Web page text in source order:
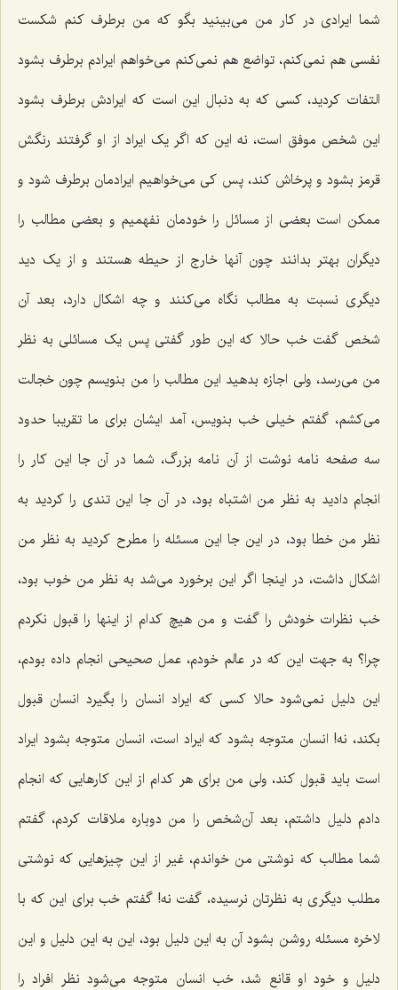
شما ایرادی در کار من می‌بینید بگو که من برطرف کنم شکست
نفسی هم نمی‌کنم، تواضع هم نمی‌کنم می‌خواهم ایرادم برطرف بشود
التفات کردید، کسی که به دنبال این است که ایرادش برطرف بشود
این شخص موفق است، نه این که اگر یک ایراد از او گرفتند رنگش
قرمز بشود و پرخاش کند، پس کی می‌خواهیم ایرادمان برطرف شود و
ممکن است بعضی از مسائل را خودمان نفهمیم و بعضی مطالب را
دیگران بهتر بدانند چون آنها خارج از حیطه هستند و از یک دید
دیگری نسبت به مطالب نگاه می‌کنند و چه اشکال دارد، بعد آن
شخص گفت خب حالا که این طور گفتی پس یک مسائلی به نظر
من می‌رسد، ولی اجازه بدهید این مطالب را من بنویسم چون خجالت
می‌کشم، گفتم خیلی خب بنویس، آمد ایشان برای ما تقریبا حدود
سه صفحه نامه نوشت از آن نامه بزرگ، شما در آن جا این کار را
انجام دادید به نظر من اشتباه بود، در آن جا این تندی را کردید به
نظر من خطا بود، در این جا این مسئله را مطرح کردید به نظر من
اشکال داشت، در اینجا اگر این برخورد می‌شد به نظر من خوب بود،
خب نظرات خودش را گفت و من هیچ کدام از اینها را قبول نکردم
چرا؟ به جهت این که در عالم خودم، عمل صحیحی انجام داده بودم،
این دلیل نمی‌شود حالا کسی که ایراد انسان را بگیرد انسان قبول
بکند، نه! انسان متوجه بشود که ایراد است، انسان متوجه بشود ایراد
است باید قبول کند، ولی من برای هر کدام از این کارهایی که انجام
دادم دلیل داشتم، بعد آن‌شخص را من دوباره ملاقات کردم، گفتم
شما مطالب که نوشتی من خواندم، غیر از این چیزهایی که نوشتی
مطلب دیگری به نظرتان نرسیده، گفت نه! گفتم خب برای این که با
لاخره مسئله روشن بشود آن به این دلیل بود، این به این دلیل و این
دلیل و خود او قانع شد، خب انسان متوجه می‌شود نظر افراد را